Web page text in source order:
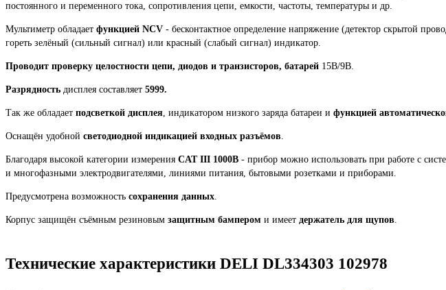
постоянного и переменного тока, сопротивления цепи, емкости, частоты, температуры и др.
Мультиметр обладает функцией NCV - бесконтактное определение напряжение (детектор скрытой
гореть зелёный (сильный сигнал) или красный (слабый сигнал) индикатор.
Проводит проверку целостности цепи, диодов и транзисторов, батарей 15В/9В.
Разрядность дисплея составляет 5999.
Так же обладает подсветкой дисплея, индикатором низкого заряда батареи и функцией
Оснащён удобной светодиодной индикацией входных разъёмов.
Благодаря высокой категории измерения CAT III 1000В - прибор можно использовать при работе с
и многофазными электродвигателями, линиями питания, бытовыми розетками и приборами.
Предусмотрена возможность сохранения данных.
Корпус защищён съёмным резиновым защитным бампером и имеет держатель для щупов.
Технические характеристики DELI DL334303 102978